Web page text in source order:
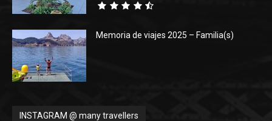
Memoria de viajes 2025 – Familia(s)
INSTAGRAM @ many travellers